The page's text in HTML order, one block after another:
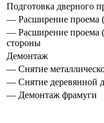
Подготовка дверного
— Расширение проема
— Расширение проема
стороны
Демонтаж
— Снятие
— Снятие деревянной
— Демонтаж фрамуги